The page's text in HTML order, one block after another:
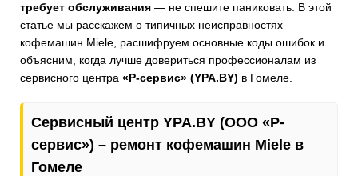
требует обслуживания — не спешите паниковать. В этой
статье мы расскажем о типичных неисправностях
кофемашин Miele, расшифруем основные коды ошибок и
объясним, когда лучше довериться профессионалам из
сервисного центра «Р-сервис» (YPA.BY) в Гомеле.
Сервисный центр YPA.BY (ООО «Р-
сервис») – ремонт кофемашин Miele в
Гомеле